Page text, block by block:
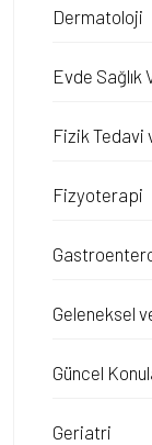
Dermatoloji
Evde Sağlık
Fizik Tedavi
Fizyoterapi
Geleneksel
Güncel
Geriatri